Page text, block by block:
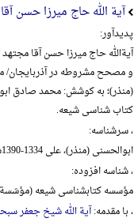
آیة الله حاج میرزا حسن
پدیدآور:
و مصحح مشروطه در آذربایجان/
(منذر)؛ به کوشش: محمد صادق
کتاب شناسی شیعه.
، سرشناسه:
ابوالحسنی (منذر)، علی 1334-1390ش
، شناسه افزوده:
مؤسسه کتابشناسی شیعه (مؤسّسة
، با مقدمه:آیة الله شیخ جعفر